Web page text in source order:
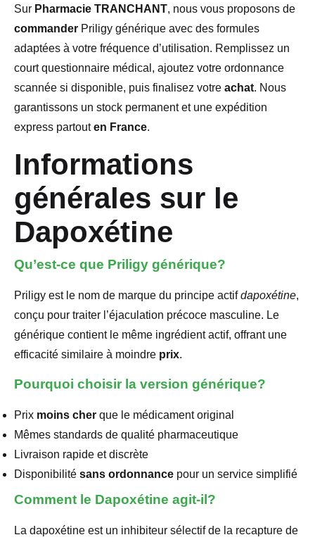
Sur Pharmacie TRANCHANT, nous vous proposons de
commander Priligy générique avec des formules
adaptées à votre fréquence d’utilisation. Remplissez un
court questionnaire médical, ajoutez votre ordonnance
scannée si disponible, puis finalisez votre achat. Nous
garantissons un stock permanent et une expédition
express partouten France.
Informations
générales sur le
Dapoxétine
Qu’est-ce que Priligy générique?
Priligy est le nom de marque du principe actifdapoxétine,
conçu pour traiter l’éjaculation précoce masculine. Le
générique contient le même ingrédient actif, offrant une
efficacité similaire à moindre prix.
Pourquoi choisir la version générique?
Prix moins cher que le médicament original
Mêmes standards de qualité pharmaceutique
Livraison rapide et discrète
Disponibilité sans ordonnance pour un service simplifié
Comment le Dapoxétine agit-il?
La dapoxétine est un inhibiteur sélectif de la recapture de